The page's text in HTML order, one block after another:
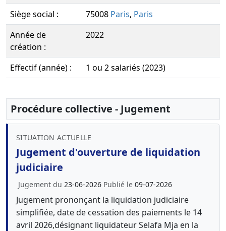
Siège social :
75008 Paris, Paris
Année de
création :
2022
Effectif (année) : 1 ou 2 salariés (2023)
Procédure collective - Jugement
SITUATION ACTUELLE
Jugement d'ouverture de liquidation
judiciaire
Jugement du 23-06-2026 Publié le 09-07-2026
Jugement prononçant la liquidation judiciaire
simplifiée, date de cessation des paiements le 14
avril 2026,désignant liquidateur Selafa Mja en la